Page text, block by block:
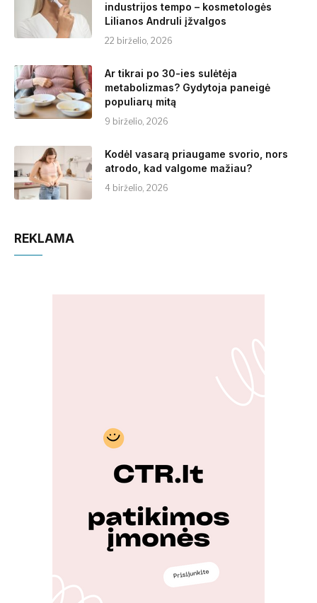
industrijos tempo – kosmetologės
Lilianos Andruli įžvalgos
22 birželio, 2026
Ar tikrai po 30-ies sulėtėja
metabolizmas? Gydytoja paneigė
populiarų mitą
9 birželio, 2026
Kodėl vasarą priaugame svorio, nors
atrodo, kad valgome mažiau?
4 birželio, 2026
REKLAMA